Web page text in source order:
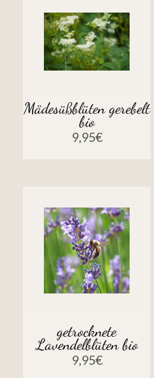
Mädesüßblüten gerebelt
bio
9,95€
getrocknete
Lavendelblüten bio
9,95€